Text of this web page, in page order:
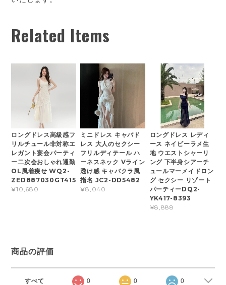
Related Items
ロングドレス高級感フ
リルチュール非対称エ
レガント宴会パーティ
ー二次会おしゃれ通勤
OL風着痩せ WQ2-
ZED887030GT415
¥10,680
ミニドレス キャバド
レス 大人のセクシー
フリルディテール ハ
ーネスネック Vライン
透け感 キャバクラ風
指名 JC2-DD5482
¥8,040
ロングドレス レディ
ース ネイビーラメ生
地 ウエストシャーリ
ング 下半身シアーチ
ュールマーメイドロン
グ セクシー リゾート
パーティーDQ2-
YK417-8393
¥8,888
商品の評価
すべて 0 0 0